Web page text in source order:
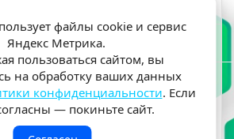
и согласен(на) на обработку моих
данных согласно политики
файлы cookie и сервис
Яндекс Метрика.
пользоваться сайтом, вы
на обработку ваших данных
конфиденциальности. Если
— покиньте сайт.